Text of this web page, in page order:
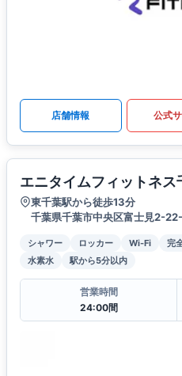
店舗情報 公式
エニタイムフィットネス
東千葉駅から徒歩13分
千葉県千葉市中央区富士見2-
シャワー ロッカー Wi-Fi 完
水素水
駅から5分以内
営業時間
24:00間